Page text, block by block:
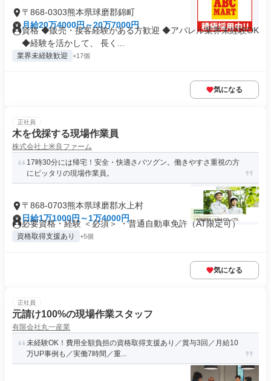
〒868-0303熊本県球磨郡錦町
月給20万4000円～20万7000円
資格 ◆販売・接客経験がある方歓迎 ◆アパレル業界未経験OK
◆経験を活かして、 長く...
業界未経験歓迎 +17個
気になる
正社員
木を伐採する現場作業員
株式会社上米良ファーム
17時30分には帰宅！安全・快適さバツグン。働きやすさ重視の方
にピッタリの現場作業員。
〒868-0703熊本県球磨郡水上村
日給1万1000円～1万4000円
必要資格・経験 ＜必須＞ ・普通自動車免許（AT限定可）
資格取得支援あり +5個
気になる
正社員
元請け100%の現場作業スタッフ
有限会社丸一産業
未経験OK！費用全額負担の資格取得支援あり／賞与3回／月給10
万UP事例も／実働7時間／重...